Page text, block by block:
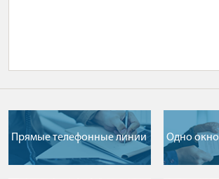
Прямые телефонные линии Одно окно